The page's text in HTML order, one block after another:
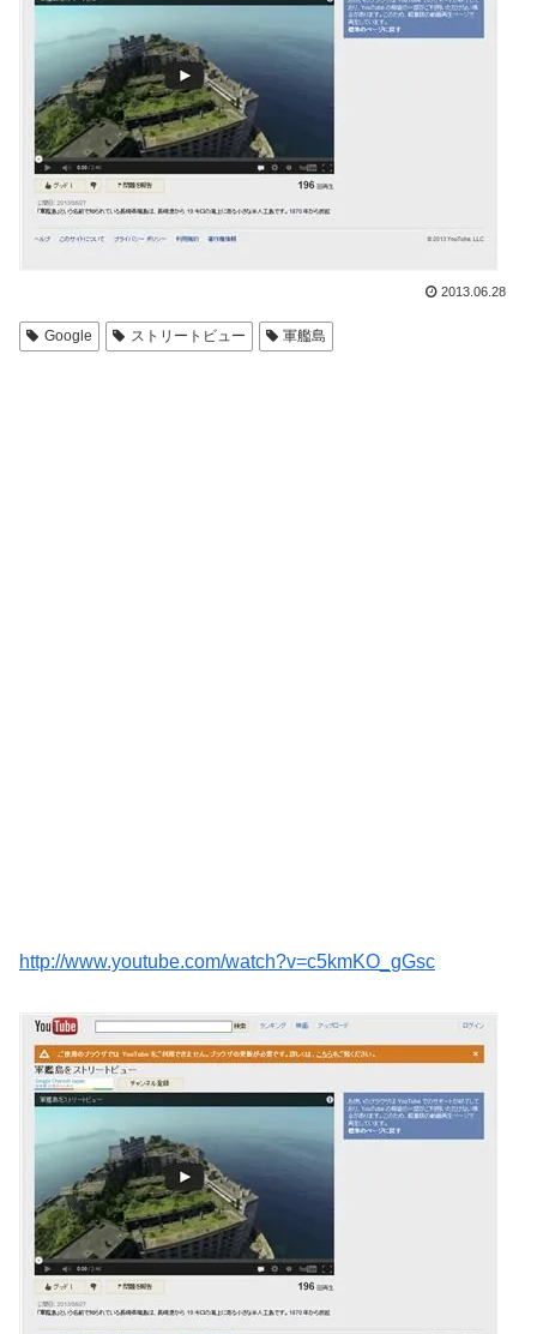
2013.06.28
Google ストリートビュー 軍艦島
http://www.youtube.com/watch?v=c5kmKO_gGsc